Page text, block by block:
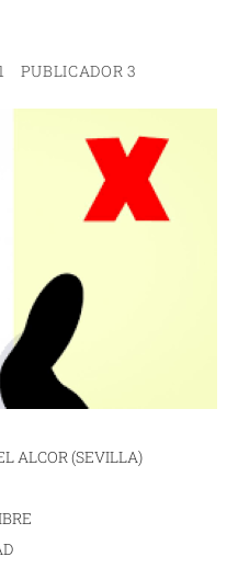
PUBLICADOR 3
ALCOR (SEVILLA)